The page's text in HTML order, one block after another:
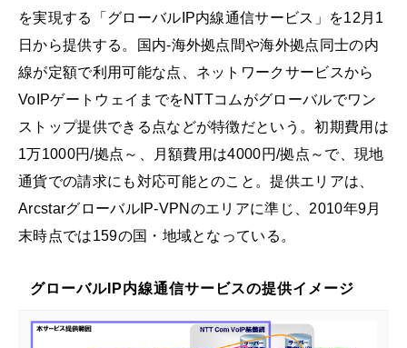
を実現する「グローバルIP内線通信サービス」を12月1
日から提供する。国内-海外拠点間や海外拠点同士の内
線が定額で利用可能な点、ネットワークサービスから
VoIPゲートウェイまでをNTTコムがグローバルでワン
ストップ提供できる点などが特徴だという。初期費用は
1万1000円/拠点～、月額費用は4000円/拠点～で、現地
通貨での請求にも対応可能とのこと。提供エリアは、
ArcstarグローバルIP-VPNのエリアに準じ、2010年9月
末時点では159の国・地域となっている。
グローバルIP内線通信サービスの提供イメージ